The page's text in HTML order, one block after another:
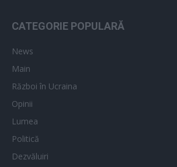
CATEGORIE POPULARĂ
News
Main
Război în Ucraina
Opinii
Lumea
Politică
Dezvăluiri